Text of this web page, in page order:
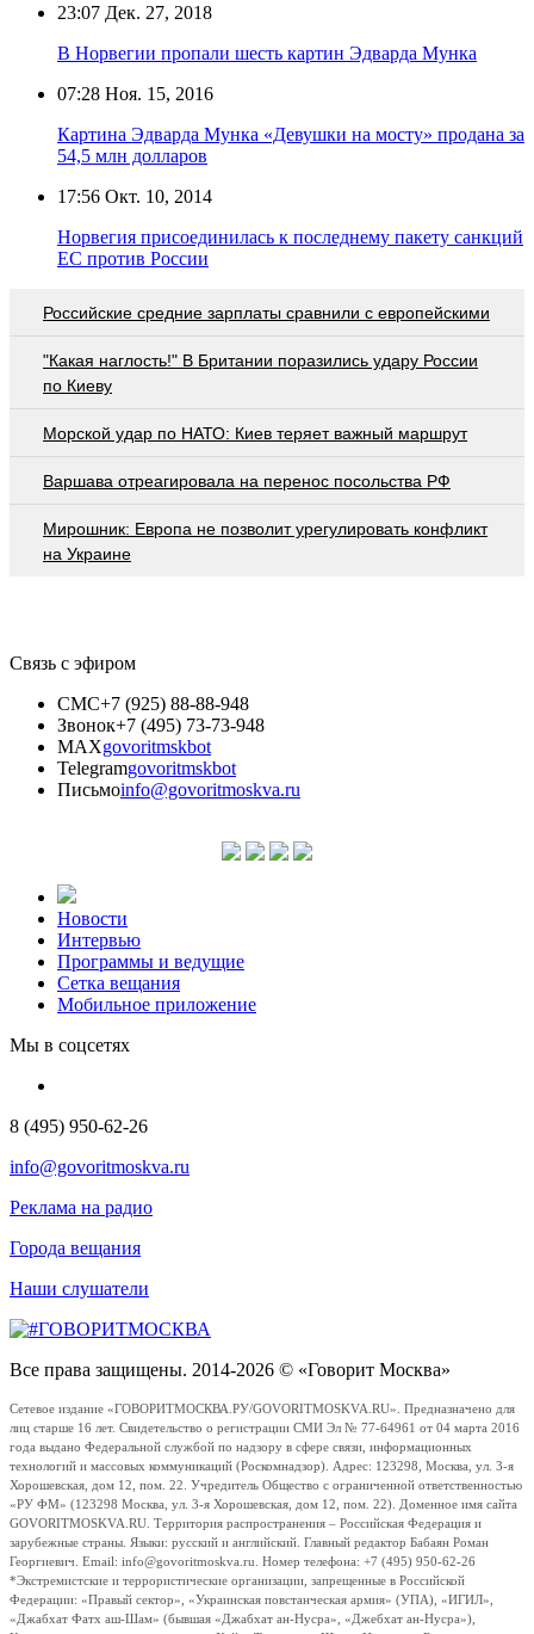
23:07 Дек. 27, 2018
В Норвегии пропали шесть картин Эдварда Мунка
07:28 Ноя. 15, 2016
Картина Эдварда Мунка «Девушки на мосту» продана за
54,5 млн долларов
17:56 Окт. 10, 2014
Норвегия присоединилась к последнему пакету санкций
ЕС против России
Российские средние зарплаты сравнили с европейскими
"Какая наглость!" В Британии поразились удару России
по Киеву
Морской удар по НАТО: Киев теряет важный маршрут
Варшава отреагировала на перенос посольства РФ
Мирошник: Европа не позволит урегулировать конфликт
на Украине
Связь с эфиром
СМС+7 (925) 88-88-948
Звонок+7 (495) 73-73-948
MAXgovoritmskbot
Telegramgovoritmskbot
Письмоinfo@govoritmoskva.ru
Новости
Интервью
Программы и ведущие
Сетка вещания
Мобильное приложение
Мы в соцсетях
8 (495) 950-62-26
info@govoritmoskva.ru
Реклама на радио
Города вещания
Наши слушатели
Все права защищены. 2014-2026 © «Говорит Москва»
Сетевое издание «ГОВОРИТМОСКВА.РУ/GOVORITMOSKVA.RU». Предназначено для
лиц старше 16 лет. Свидетельство о регистрации СМИ Эл № 77-64961 от 04 марта 2016
года выдано Федеральной службой по надзору в сфере связи, информационных
технологий и массовых коммуникаций (Роскомнадзор). Адрес: 123298, Москва, ул. 3-я
Хорошевская, дом 12, пом. 22. Учредитель Общество с ограниченной ответственностью
«РУ ФМ» (123298 Москва, ул. 3-я Хорошевская, дом 12, пом. 22). Доменное имя сайта
GOVORITMOSKVA.RU. Территория распространения – Российская Федерация и
зарубежные страны. Языки: русский и английский. Главный редактор Бабаян Роман
Георгиевич. Email: info@govoritmoskva.ru. Номер телефона: +7 (495) 950-62-26
*Экстремистские и террористические организации, запрещенные в Российской
Федерации: «Правый сектор», «Украинская повстанческая армия» (УПА), «ИГИЛ»,
«Джабхат Фатх аш-Шам» (бывшая «Джабхат ан-Нусра», «Джебхат ан-Нусра»),